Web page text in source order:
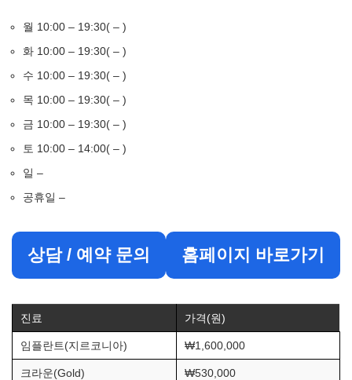
월 10:00 – 19:30( – )
화 10:00 – 19:30( – )
수 10:00 – 19:30( – )
목 10:00 – 19:30( – )
금 10:00 – 19:30( – )
토 10:00 – 14:00( – )
일 –
공휴일 –
상담 / 예약 문의 홈페이지 바로가기
진료 가격(원)
임플란트(지르코니아) ₩1,600,000
크라운(Gold) ₩530,000